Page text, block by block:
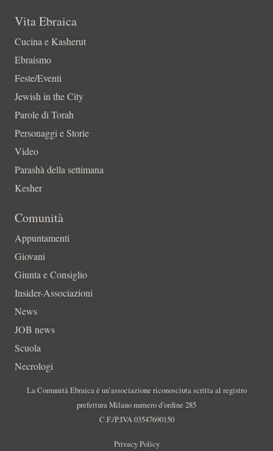
Vita Ebraica
Cucina e Kasherut
Ebraismo
Feste/Eventi
Jewish in the City
Parole di Torah
Personaggi e Storie
Video
Parashà della settimana
Kesher
Comunità
Appuntamenti
Giovani
Giunta e Consiglio
Insider-Associazioni
News
JOB news
Scuola
Necrologi
La Comunità Ebraica è un’associazione riconosciuta scritta al registro
prefettura Milano numero d’ordine 285
C.F./P.IVA 03547690150
Privacy Policy